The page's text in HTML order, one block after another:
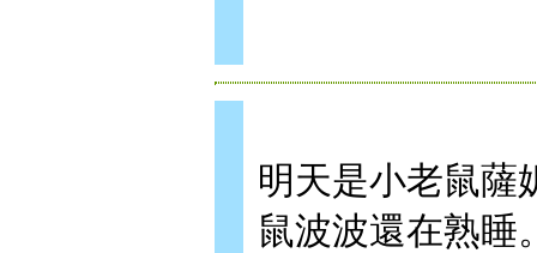
明天是小老鼠
鼠波波還在熟睡